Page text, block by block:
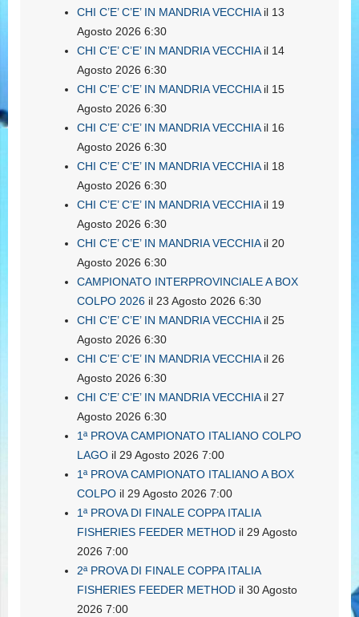
CHI C’E’ C’E’ IN MANDRIA VECCHIAil 13
Agosto 2026 6:30
CHI C’E’ C’E’ IN MANDRIA VECCHIAil 14
Agosto 2026 6:30
CHI C’E’ C’E’ IN MANDRIA VECCHIAil 15
Agosto 2026 6:30
CHI C’E’ C’E’ IN MANDRIA VECCHIAil 16
Agosto 2026 6:30
CHI C’E’ C’E’ IN MANDRIA VECCHIAil 18
Agosto 2026 6:30
CHI C’E’ C’E’ IN MANDRIA VECCHIAil 19
Agosto 2026 6:30
CHI C’E’ C’E’ IN MANDRIA VECCHIAil 20
Agosto 2026 6:30
CAMPIONATO INTERPROVINCIALE A BOX
COLPO 2026 il 23 Agosto 2026 6:30
CHI C’E’ C’E’ IN MANDRIA VECCHIAil 25
Agosto 2026 6:30
CHI C’E’ C’E’ IN MANDRIA VECCHIAil 26
Agosto 2026 6:30
CHI C’E’ C’E’ IN MANDRIA VECCHIAil 27
Agosto 2026 6:30
1ª PROVA CAMPIONATO ITALIANO COLPO
LAGO il 29 Agosto 2026 7:00
1ª PROVA CAMPIONATO ITALIANO A BOX
COLPO il 29 Agosto 2026 7:00
1ª PROVA DI FINALE COPPA ITALIA
FISHERIES FEEDER METHOD il 29 Agosto
2026 7:00
2ª PROVA DI FINALE COPPA ITALIA
FISHERIES FEEDER METHOD il 30 Agosto
2026 7:00